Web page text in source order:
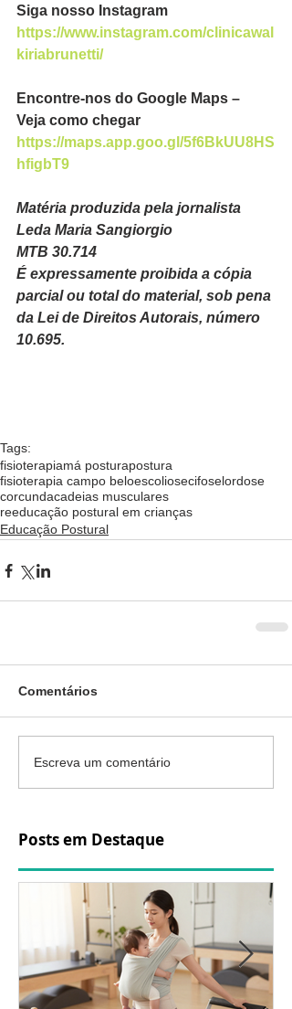
Siga nosso Instagram
https://www.instagram.com/clinicawal
kiriabrunetti/
Encontre-nos do Google Maps –
Veja como chegar
https://maps.app.goo.gl/5f6BkUU8HS
hfigbT9
Matéria produzida pela jornalista
Leda Maria Sangiorgio
MTB 30.714
É expressamente proibida a cópia
parcial ou total do material, sob pena
da Lei de Direitos Autorais, número
10.695.
Tags:
fisioterapiamá posturapostura
fisioterapia campo beloescoliosecifoselordose
corcundacadeias musculares
reeducação postural em crianças
Educação Postural
Comentários
Escreva um comentário
Posts em Destaque